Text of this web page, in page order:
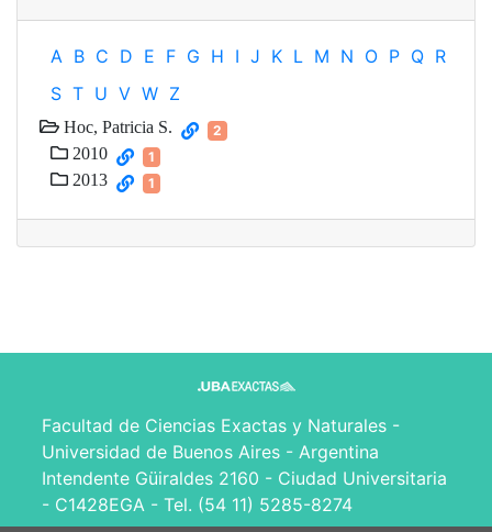
A B C D E F G H I J K L M N O P Q R
S T U V W Z
Hoc, Patricia S. 2
2010 1
2013 1
Facultad de Ciencias Exactas y Naturales -
Universidad de Buenos Aires - Argentina
Intendente Güiraldes 2160 - Ciudad Universitaria
- C1428EGA - Tel. (54 11) 5285-8274